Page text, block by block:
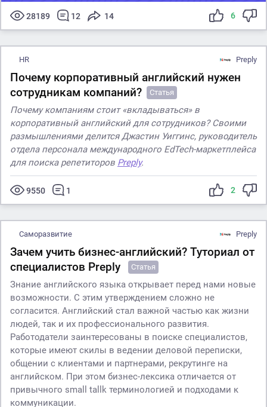
28189 12 14 6
HR Preply
Почему корпоративный английский нужен
сотрудникам компаний?
Статья
Почему компаниям стоит «вкладываться» в
корпоративный английский для сотрудников? Своими
размышлениями делится Джастин Уиггинс, руководитель
отдела персонала международного EdTech-маркетплейса
для поиска репетиторов Preply.
9550 1 2
Саморазвитие Preply
Зачем учить бизнес-английский? Туториал от
специалистов Preply
Статья
Знание английского языка открывает перед нами новые
возможности. С этим утверждением сложно не
согласится. Английский стал важной частью как жизни
людей, так и их профессионального развития.
Работодатели заинтересованы в поиске специалистов,
которые имеют скилы в ведении деловой переписки,
общении с клиентами и партнерами, рекрутинге на
английском. При этом бизнес-лексика отличается от
привычного small tallk терминологией и подходами к
коммуникации.